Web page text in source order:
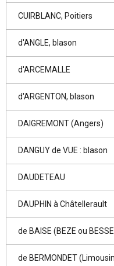
CUIRBLANC, Poitiers
d'ANGLE, blason
d'ARCEMALLE
d'ARGENTON, blason
DAIGREMONT (Angers)
DANGUY de VUE : blason
DAUDETEAU
DAUPHIN à Châtellerault
de BAISE (BEZE ou
de BERMONDET